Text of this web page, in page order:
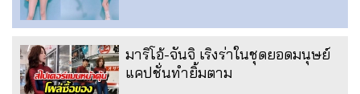
มาริโอ้-จันจิ เริงร่าในชุดยอดมนุษย์
แคปชั่นทำยิ้มตาม